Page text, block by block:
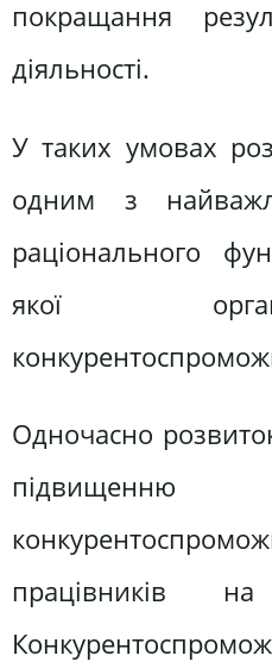
покращання
діяльності.
У таких умовах
одним з
раціонального
якої
Одночасно
працівників